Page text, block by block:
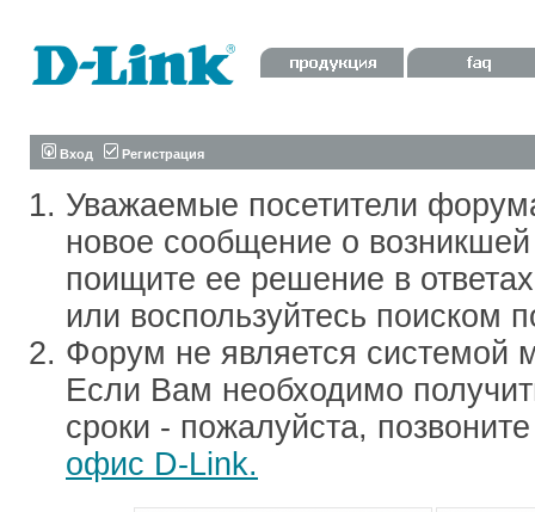
Вход Регистрация
Уважаемые посетители
новое сообщение о
поищите ее решение в
или воспользуйтесь поиском
Форум не является системой
Если Вам необходимо
сроки - пожалуйста,
офис D-Link.